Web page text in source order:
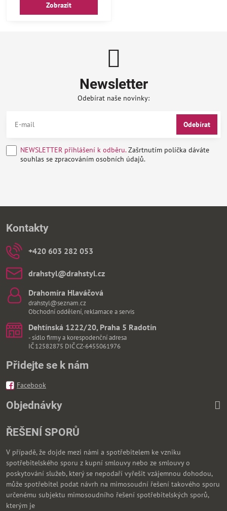
Zobrazit
Newsletter
Odebírat naše novinky:
Odebírat
NEWSLETTER přihlášení k odběru.Zašrtnutím políčka dáváte
souhlas se zpracováním osobních údajů.
Kontakty
+420 603 282 053
drahstyl​@drahstyl​.cz
Drahomíra Hlaváčová
drahstyl@seznam.cz
Obchodní oddělení, reklamace a servis
Dehtínská 1222/20, Praha 5 Radotín
- sídlo firmy a korespodenční adresa
IČ 12582875 DIČ CZ-6455061976
Přidejte se k nám
Facebook
Objednávky
ŘEŠENÍ SPORŮ
V případě, že dojde mezi námi a spotřebitelem ke vzniku
spotřebitelského sporu z kupní smlouvy nebo ze smlouvy o
poskytování služeb, který se nepodaří vyřešit vzájemnou dohodou,
může spotřebitel podat návrh na mimosoudní řešení takového sporu
určenému subjektu mimosoudního řešení spotřebitelských sporů,
kterým je